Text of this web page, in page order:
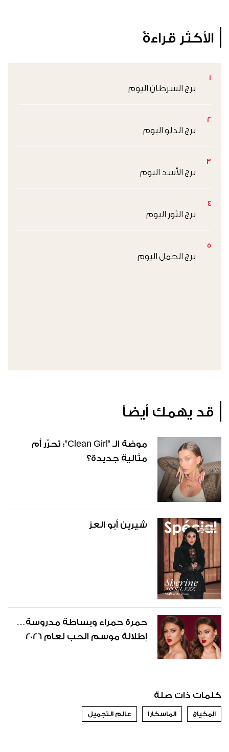
الأكثر قراءةً
1
برج السرطان اليوم
2
برج الدلو اليوم
3
برج الأسد اليوم
4
برج الثور اليوم
5
برج الحمل اليوم
قد يهمك أيضاً
موضة الـ "Clean Girl": تحرّر أم
مثالية جديدة؟
شيرين أبو العز
حمرة حمراء وبساطة مدروسة…
إطلالة موسم الحب لعام 2026
كلمات ذات صلة
المكياج الماسكارا عالم التجميل